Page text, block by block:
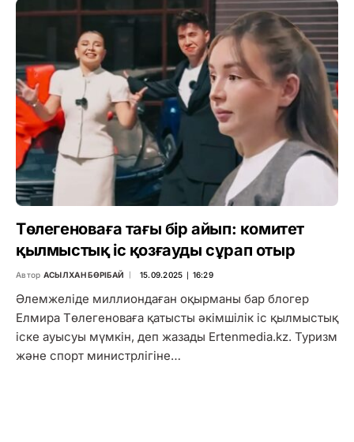
Төлегеноваға тағы бір айып: комитет
қылмыстық іс қозғауды сұрап отыр
Автор АСЫЛХАН БӨРІБАЙ 15.09.2025 ∣ 16:29
Әлемжеліде миллиондаған оқырманы бар блогер
Елмира Төлегеноваға қатысты әкімшілік іс қылмыстық
іске ауысуы мүмкін, деп жазады Ertenmedia.kz. Туризм
және спорт министрлігіне…